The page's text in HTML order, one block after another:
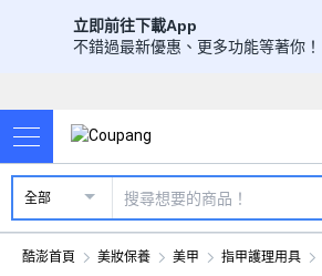
立即前往下載App
不錯過最新優惠、更多功能等著你！
全部
酷澎首頁 美妝保養 美甲 指甲護理用具